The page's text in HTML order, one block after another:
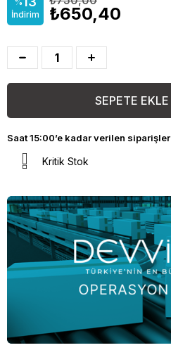
İndirim ₺650,40
Saat 15:00’e kadar verilen siparişler
Kritik Stok